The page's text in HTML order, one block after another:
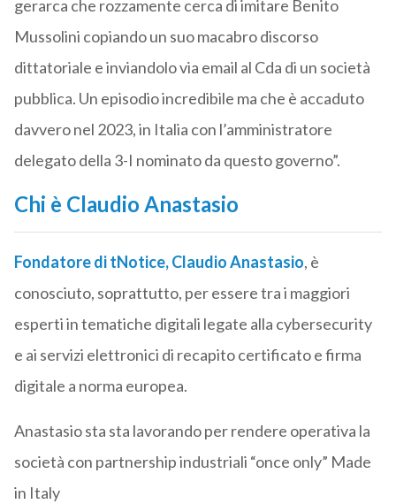
gerarca che rozzamente cerca di imitare Benito
Mussolini copiando un suo macabro discorso
dittatoriale e inviandolo via email al Cda di un società
pubblica. Un episodio incredibile ma che è accaduto
davvero nel 2023, in Italia con l’amministratore
delegato della 3-I nominato da questo governo”.
Chi è Claudio Anastasio
Fondatore ditNotice, Claudio Anastasio, è
conosciuto, soprattutto, per essere tra i maggiori
esperti in tematiche digitali legate alla cybersecurity
e ai servizi elettronici di recapito certificato e firma
digitale a norma europea.
Anastasio sta sta lavorando per rendere operativa la
società con partnership industriali “once only” Made
in Italy